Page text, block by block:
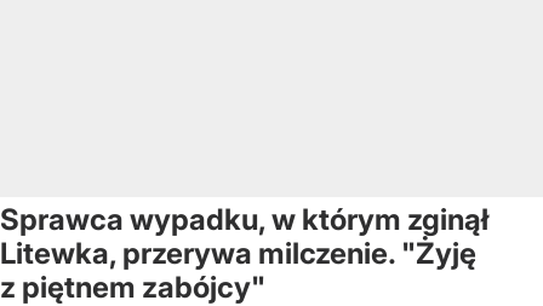
Sprawca wypadku, w którym zginął
Litewka, przerywa milczenie. "Żyję
z piętnem zabójcy"